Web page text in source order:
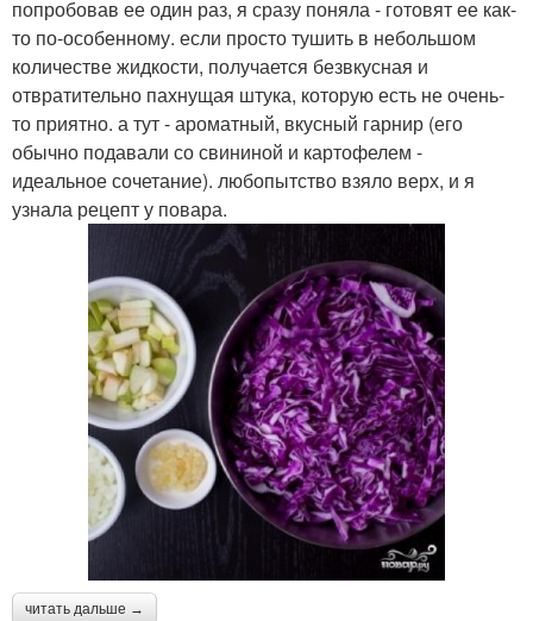
попробовав ее один раз, я сразу поняла - готовят ее как-
то по-особенному. если просто тушить в небольшом
количестве жидкости, получается безвкусная и
отвратительно пахнущая штука, которую есть не очень-
то приятно. а тут - ароматный, вкусный гарнир (его
обычно подавали со свининой и картофелем -
идеальное сочетание). любопытство взяло верх, и я
узнала рецепт у повара.
читать дальше →